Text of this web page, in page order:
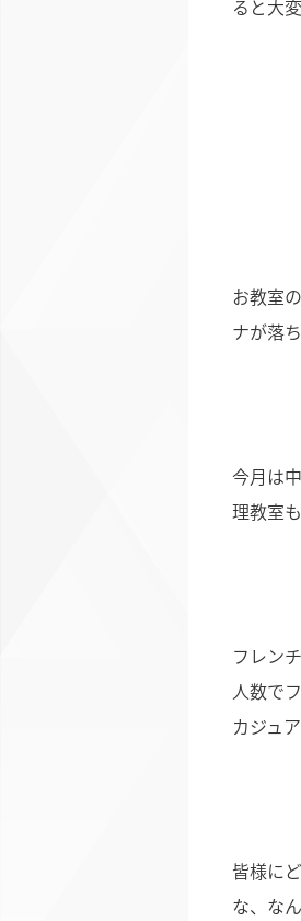
ると大
お教室
ナが落
今月は
理教室
フレン
人数で
カジュ
皆様に
な、な